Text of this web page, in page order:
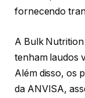
fornecendo
A Bulk
tenham laudos
Além disso, os
da ANVISA,